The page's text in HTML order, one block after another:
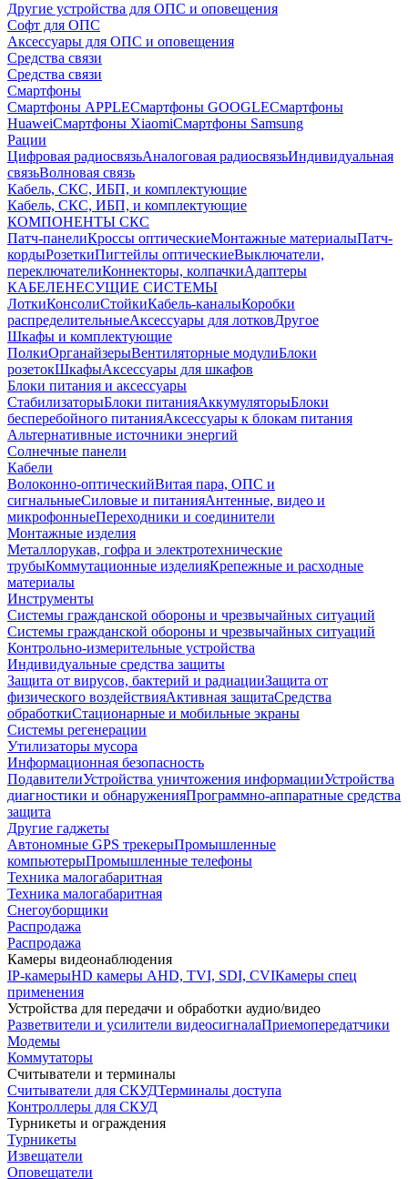
Другие устройства для ОПС и оповещения
Софт для ОПС
Аксессуары для ОПС и оповещения
Средства связи
Средства связи
Смартфоны
Смартфоны APPLEСмартфоны GOOGLEСмартфоны
HuaweiСмартфоны XiaomiСмартфоны Samsung
Рации
Цифровая радиосвязьАналоговая радиосвязьИндивидуальная
связьВолновая связь
Кабель, СКС, ИБП, и комплектующие
Кабель, СКС, ИБП, и комплектующие
КОМПОНЕНТЫ СКС
Патч-панелиКроссы оптическиеМонтажные материалыПатч-
кордыРозеткиПигтейлы оптическиеВыключатели,
переключателиКоннекторы, колпачкиАдаптеры
КАБЕЛЕНЕСУЩИЕ СИСТЕМЫ
ЛоткиКонсолиСтойкиКабель-каналыКоробки
распределительныеАксессуары для лотковДругое
Шкафы и комплектующие
ПолкиОрганайзерыВентиляторные модулиБлоки
розетокШкафыАксессуары для шкафов
Блоки питания и аксессуары
СтабилизаторыБлоки питанияАккумуляторыБлоки
бесперебойного питанияАксессуары к блокам питания
Альтернативные источники энергий
Солнечные панели
Кабели
Волоконно-оптическийВитая пара, ОПС и
сигнальныеСиловые и питанияАнтенные, видео и
микрофонныеПереходники и соединители
Монтажные изделия
Металлорукав, гофра и электротехнические
трубыКоммутационные изделияКрепежные и расходные
материалы
Инструменты
Системы гражданской обороны и чрезвычайных ситуаций
Системы гражданской обороны и чрезвычайных ситуаций
Контрольно-измерительные устройства
Индивидуальные средства защиты
Защита от вирусов, бактерий и радиацииЗащита от
физического воздействияАктивная защитаСредства
обработкиСтационарные и мобильные экраны
Системы регенерации
Утилизаторы мусора
Информационная безопасность
ПодавителиУстройства уничтожения информацииУстройства
диагностики и обнаруженияПрограммно-аппаратные средства
защита
Другие гаджеты
Автономные GPS трекерыПромышленные
компьютерыПромышленные телефоны
Техника малогабаритная
Техника малогабаритная
Снегоуборщики
Распродажа
Распродажа
Камеры видеонаблюдения
IP-камерыHD камеры AHD, TVI, SDI, CVIКамеры спец
применения
Устройства для передачи и обработки аудио/видео
Разветвители и усилители видеосигналаПриемопередатчики
Модемы
Коммутаторы
Считыватели и терминалы
Считыватели для СКУДТерминалы доступа
Контроллеры для СКУД
Турникеты и ограждения
Турникеты
Извещатели
Оповещатели